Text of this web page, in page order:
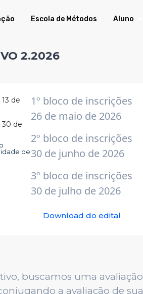
Escola de Métodos Aluno
2.2026
de
30 de
de
1º bloco de inscrições
26 de maio de 2026
2º bloco de inscrições
30 de junho de 2026
3º bloco de inscrições
30 de julho de 2026
Download do edital
buscamos uma avaliação
a avaliação de sua